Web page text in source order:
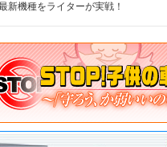
新機種をライターが実戦！